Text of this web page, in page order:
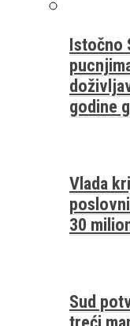
Istočno
godine
Vlada
30
Sud